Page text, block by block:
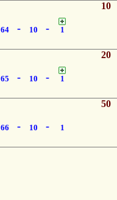
64 - 10 - 1
10
65 - 10 - 1
20
66 - 10 - 1
50